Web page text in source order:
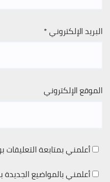
البريد الإلكتروني*
الموقع الإلكتروني
أعلمني بمتابعة التعليقات
أعلمني بالمواضيع الجديدة